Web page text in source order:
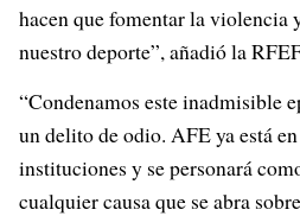
hacen que fomentar la violencia
nuestro deporte”, añadió la
“Condenamos este inadmisible
un delito de odio. AFE ya está
instituciones y se personará
cualquier causa que se abra